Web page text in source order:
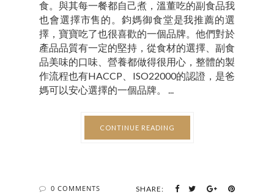
食。與其每一餐都自己煮，溫董吃的副食品我
也會選擇市售的。鈞媽御食堂是我推薦的選
擇，寶寶吃了也很喜歡的一個品牌。他們對於
產品品質有一定的堅持，從食材的選擇、副食
品美味的口味、營養都做得很用心，整體的製
作流程也有HACCP、ISO22000的認證，是爸
媽可以安心選擇的一個品牌。 ...
CONTINUE READING
0 COMMENTS SHARE: